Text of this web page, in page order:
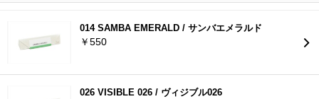
014 SAMBA EMERALD / サンバエメラルド
￥550
026 VISIBLE 026 / ヴィジブル026